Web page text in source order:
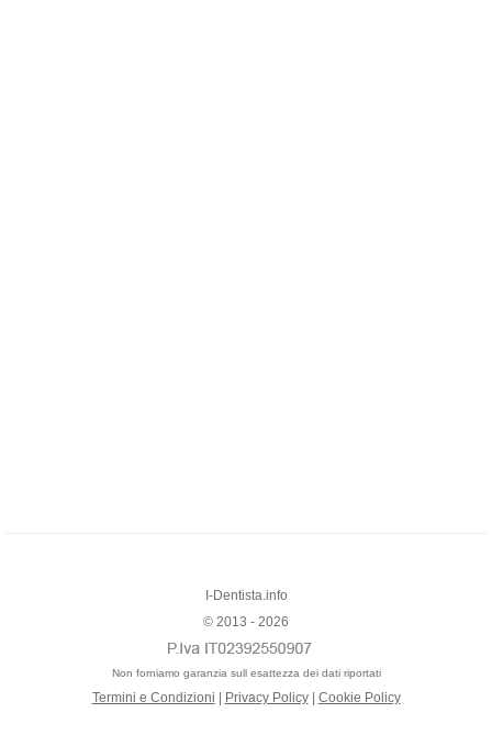
I-Dentista.info
© 2013 - 2026
Non forniamo garanzia sull esattezza dei dati riportati
Termini e Condizioni Privacy Policy| Cookie Policy